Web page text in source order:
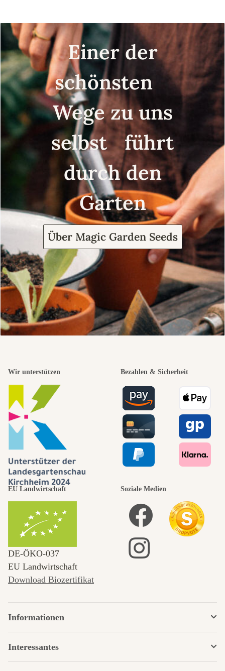
Einer der
schönsten
Wege zu uns
selbst führt
durch den
Garten
Über Magic Garden Seeds
Wir unterstützen Bezahlen & Sicherheit
EU Landwirtschaft
DE‑ÖKO‑037
EU Landwirtschaft
Download Biozertifikat
Soziale Medien
Informationen
Interessantes